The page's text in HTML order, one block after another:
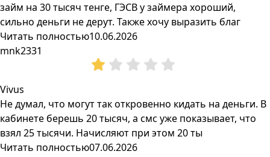
займ на 30 тысяч тенге, ГЭСВ у займера хороший,
сильно деньги не дерут. Также хочу выразить благ
Читать полностью10.06.2026
mnk2331
Vivus
Не думал, что могут так откровенно кидать на деньги. В
кабинете берешь 20 тысяч, а смс уже показывает, что
взял 25 тысячи. Начисляют при этом 20 ты
Читать полностью07.06.2026